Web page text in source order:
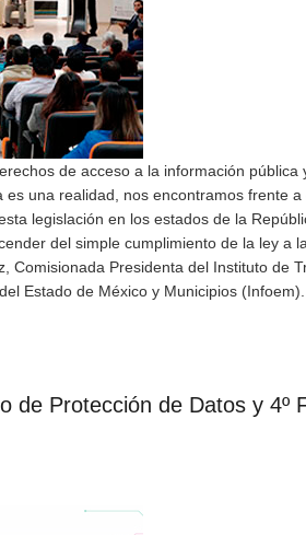
de acceso a la información pública
es una realidad, nos encontramos frente
legislación en los estados de la
del simple cumplimiento de la ley a
Comisionada Presidenta del Instituto de
Estado de México y Municipios (Infoem).
de Protección de Datos y 4º